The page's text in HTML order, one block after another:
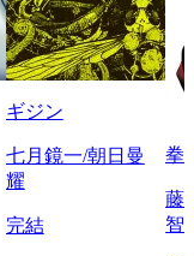
ギジン
七月鏡一/朝日曼
耀
完結
拳
藤
智